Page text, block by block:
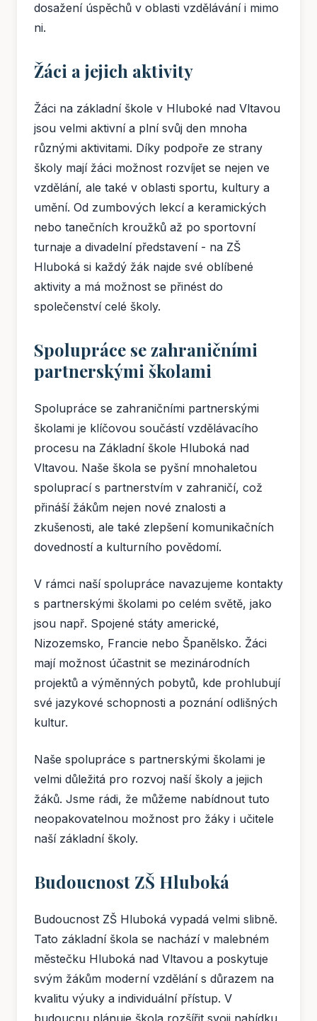
dosažení úspěchů v oblasti vzdělávání i mimo
ni.
Žáci a jejich aktivity
Žáci na základní škole v Hluboké nad Vltavou
jsou velmi aktivní a plní svůj den mnoha
různými aktivitami. Díky podpoře ze strany
školy mají žáci možnost rozvíjet se nejen ve
vzdělání, ale také v oblasti sportu, kultury a
umění. Od zumbových lekcí a keramických
nebo tanečních kroužků až po sportovní
turnaje a divadelní představení - na ZŠ
Hluboká si každý žák najde své oblíbené
aktivity a má možnost se přinést do
společenství celé školy.
Spolupráce se zahraničními
partnerskými školami
Spolupráce se zahraničními partnerskými
školami je klíčovou součástí vzdělávacího
procesu na Základní škole Hluboká nad
Vltavou. Naše škola se pyšní mnohaletou
spoluprací s partnerstvím v zahraničí, což
přináší žákům nejen nové znalosti a
zkušenosti, ale také zlepšení komunikačních
dovedností a kulturního povědomí.
V rámci naší spolupráce navazujeme kontakty
s partnerskými školami po celém světě, jako
jsou např. Spojené státy americké,
Nizozemsko, Francie nebo Španělsko. Žáci
mají možnost účastnit se mezinárodních
projektů a výměnných pobytů, kde prohlubují
své jazykové schopnosti a poznání odlišných
kultur.
Naše spolupráce s partnerskými školami je
velmi důležitá pro rozvoj naší školy a jejich
žáků. Jsme rádi, že můžeme nabídnout tuto
neopakovatelnou možnost pro žáky i učitele
naší základní školy.
Budoucnost ZŠ Hluboká
Budoucnost ZŠ Hluboká vypadá velmi slibně.
Tato základní škola se nachází v malebném
městečku Hluboká nad Vltavou a poskytuje
svým žákům moderní vzdělání s důrazem na
kvalitu výuky a individuální přístup. V